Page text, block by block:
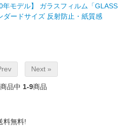
年モデル】 ガラスフィルム「GLASS
ダードサイズ 反射防止・紙質感
Next »
商品中 1-9商品